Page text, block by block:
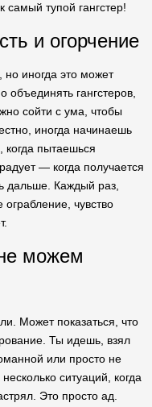
самый тупой гангстер!
и огорчение
но иногда это может
гангстеров,
сойти с ума, чтобы
иногда начинаешь
когда пытаешься
— когда получается
дальше. Каждый раз,
чувство
можем
Может показаться, что
Ты идешь, взял
или просто не
ситуаций, когда
Это просто ад.